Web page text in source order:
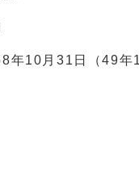
10月31日（49年